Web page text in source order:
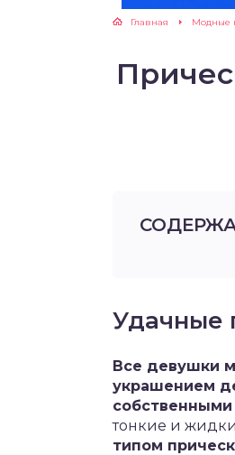
Главная Модные
Удачные
Все девушки
украшением
тонкие и
типом